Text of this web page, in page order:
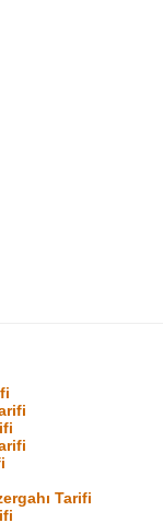
Tarifi